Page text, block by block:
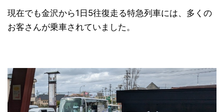
現在でも金沢から1日5往復走る特急列車には、多くの
お客さんが乗車されていました。